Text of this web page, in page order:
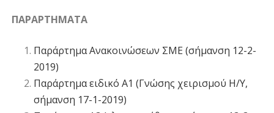
ΠΑΡΑΡΤΗΜΑΤΑ
Παράρτημα Ανακοινώσεων ΣΜΕ (σήμανση 12-2-
2019)
Παράρτημα ειδικό Α1 (Γνώσης χειρισμού Η/Υ,
σήμανση 17-1-2019)